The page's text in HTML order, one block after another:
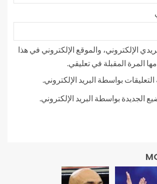
الإلكتروني، والموقع الإلكتروني في هذا
المرة المقبلة في تعليقي.
بواسطة البريد الإلكتروني.
الجديدة بواسطة البريد الإلكتروني.